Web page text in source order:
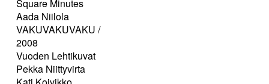
Square Minutes
Aada Niilola
VAKUVAKUVAKU /
2008
Vuoden Lehtikuvat
Pekka Niittyvirta